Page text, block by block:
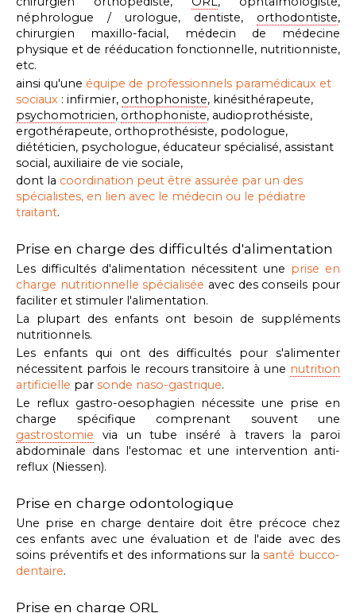
néphrologue / urologue, dentiste, orthodontiste,
chirurgien maxillo-facial, médecin de médecine
physique et de rééducation fonctionnelle, nutritionniste,
etc.
ainsi qu'une équipe de professionnels paramédicaux et
sociaux : infirmier, orthophoniste, kinésithérapeute,
psychomotricien, orthophoniste, audioprothésiste,
ergothérapeute, orthoprothésiste, podologue,
diététicien, psychologue, éducateur spécialisé, assistant
social, auxiliaire de vie sociale,
dont la coordination peut être assurée par un des
spécialistes, en lien avec le médecin ou le pédiatre
traitant.
Prise en charge des difficultés d'alimentation
Les difficultés d'alimentation nécessitent une prise en
charge nutritionnelle spécialisée avec des conseils pour
faciliter et stimuler l'alimentation.
La plupart des enfants ont besoin de suppléments
nutritionnels.
Les enfants qui ont des difficultés pour s'alimenter
nécessitent parfois le recours transitoire à une nutrition
artificielle par sonde naso-gastrique.
Le reflux gastro-oesophagien nécessite une prise en
charge spécifique comprenant souvent une
gastrostomie via un tube inséré à travers la paroi
abdominale dans l'estomac et une intervention anti-
reflux (Niessen).
Prise en charge odontologique
Une prise en charge dentaire doit être précoce chez
ces enfants avec une évaluation et de l'aide avec des
soins préventifs et des informations sur lasanté bucco-
dentaire.
Prise en charge ORL